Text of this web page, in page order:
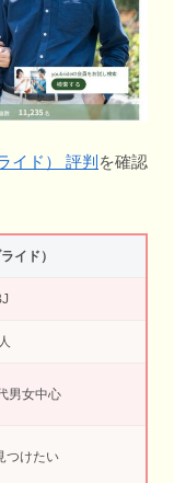
イド） 評判 を確認
イド）
男女中心
つけたい